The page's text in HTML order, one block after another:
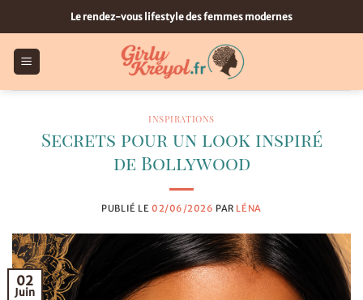
au
contenu
Le rendez-vous lifestyle des femmes modernes
INSPIRATIONS
Secrets pour un look inspiré
de Bollywood
PUBLIÉ LE 02/06/2026 PAR LÉNA
02
Juin